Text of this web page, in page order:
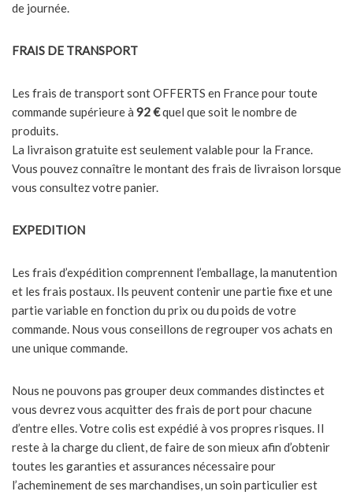
de journée.
FRAIS DE TRANSPORT
Les frais de transport sont OFFERTS en France pour toute
commande supérieure à 92 €quel que soit le nombre de
produits.
La livraison gratuite est seulement valable pour la France.
Vous pouvez connaître le montant des frais de livraison lorsque
vous consultez votre panier.
EXPEDITION
Les frais d’expédition comprennent l’emballage, la manutention
et les frais postaux. Ils peuvent contenir une partie fixe et une
partie variable en fonction du prix ou du poids de votre
commande. Nous vous conseillons de regrouper vos achats en
une unique commande.
Nous ne pouvons pas grouper deux commandes distinctes et
vous devrez vous acquitter des frais de port pour chacune
d’entre elles. Votre colis est expédié à vos propres risques. Il
reste à la charge du client, de faire de son mieux afin d’obtenir
toutes les garanties et assurances nécessaire pour
l’acheminement de ses marchandises, un soin particulier est